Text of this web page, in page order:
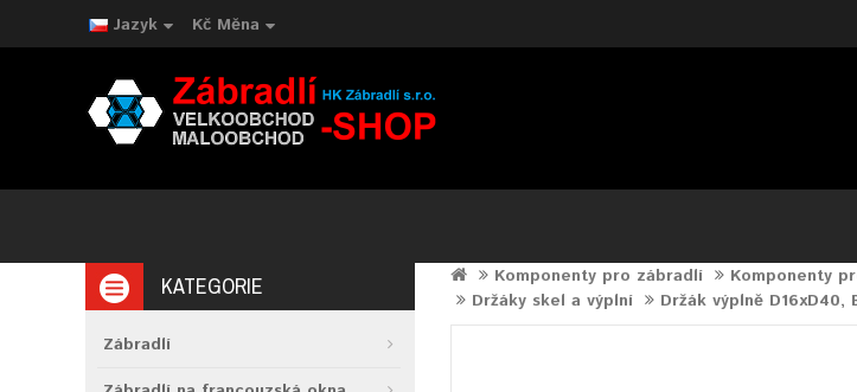
Jazyk Kč Měna
KATEGORIE
Zábradlí
Komponenty pro zábradlí Komponenty
Držáky skel a výplní
Držák výplně D16xD40,